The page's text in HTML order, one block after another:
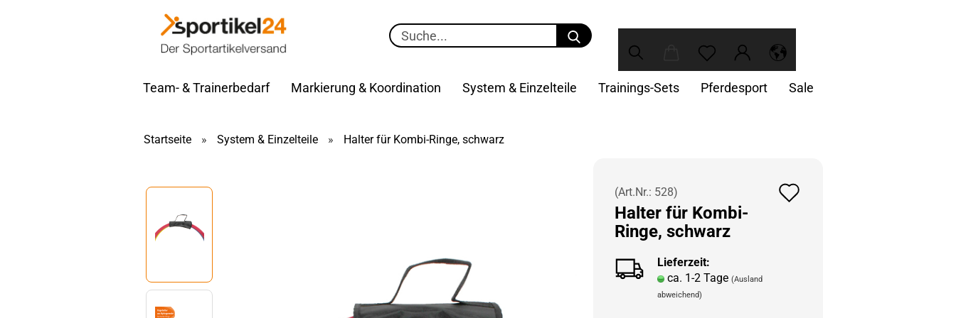
Suche...
Team- & Trainerbedarf Markierung & Koordination System & Einzelteile Trainings-Sets Pferdesport Sale
Startseite » System & Einzelteile » Halter für Kombi-Ringe, schwarz
(Art.Nr.: 528)
Hal­ter für Kombi-​
Ringe, schwarz
Lieferzeit:
ca. 1-2 Tage (Ausland
abweichend)